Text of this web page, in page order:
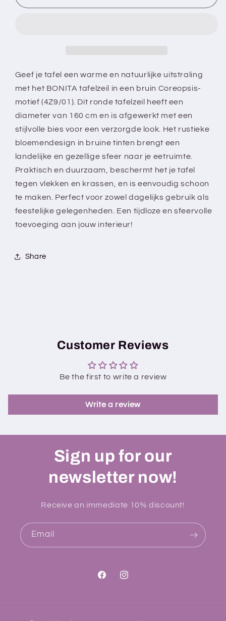
-
-
4Z9/01
Bruin
-
Coreopsis
-
bies
-
-
4Z9/01
Bruin
-
Coreopsis
-
bies
Geef je tafel een warme en natuurlijke uitstraling
met het BONITA tafelzeil in een bruin Coreopsis-
motief (4Z9/01). Dit ronde tafelzeil heeft een
diameter van 160 cm en is afgewerkt met een
stijlvolle bies voor een verzorgde look. Het rustieke
bloemendesign in bruine tinten brengt een
landelijke en gezellige sfeer naar je eetruimte.
Praktisch en duurzaam, beschermt het je tafel
tegen vlekken en krassen, en is eenvoudig schoon
te maken. Perfect voor zowel dagelijks gebruik als
feestelijke gelegenheden. Een tijdloze en sfeervolle
toevoeging aan jouw interieur!
Share
Customer Reviews
Be the first to write a review
Write a review
Sign up for our
newsletter now!
Receive an immediate 10% discount!
Email
FacebookInstagram